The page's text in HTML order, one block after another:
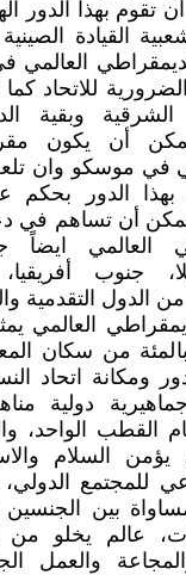
تقوم بهذا الدور
القيادة
العالمي
للاتحاد كما
الشرقية وبقية
أن يكون مقر
في موسكو وان
الدور بحكم
أن تساهم في
العالمي ايضاً
جنوب
الدول التقدمية
العالمي
لا تقل عن 50 بالمئة من
اتحاد
دولية
القطب
السلام
للمجتمع
بين الجنسين
عالم يخلو من
والعمل